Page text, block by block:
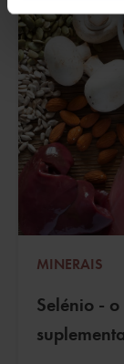
MINERAIS
Selénio -